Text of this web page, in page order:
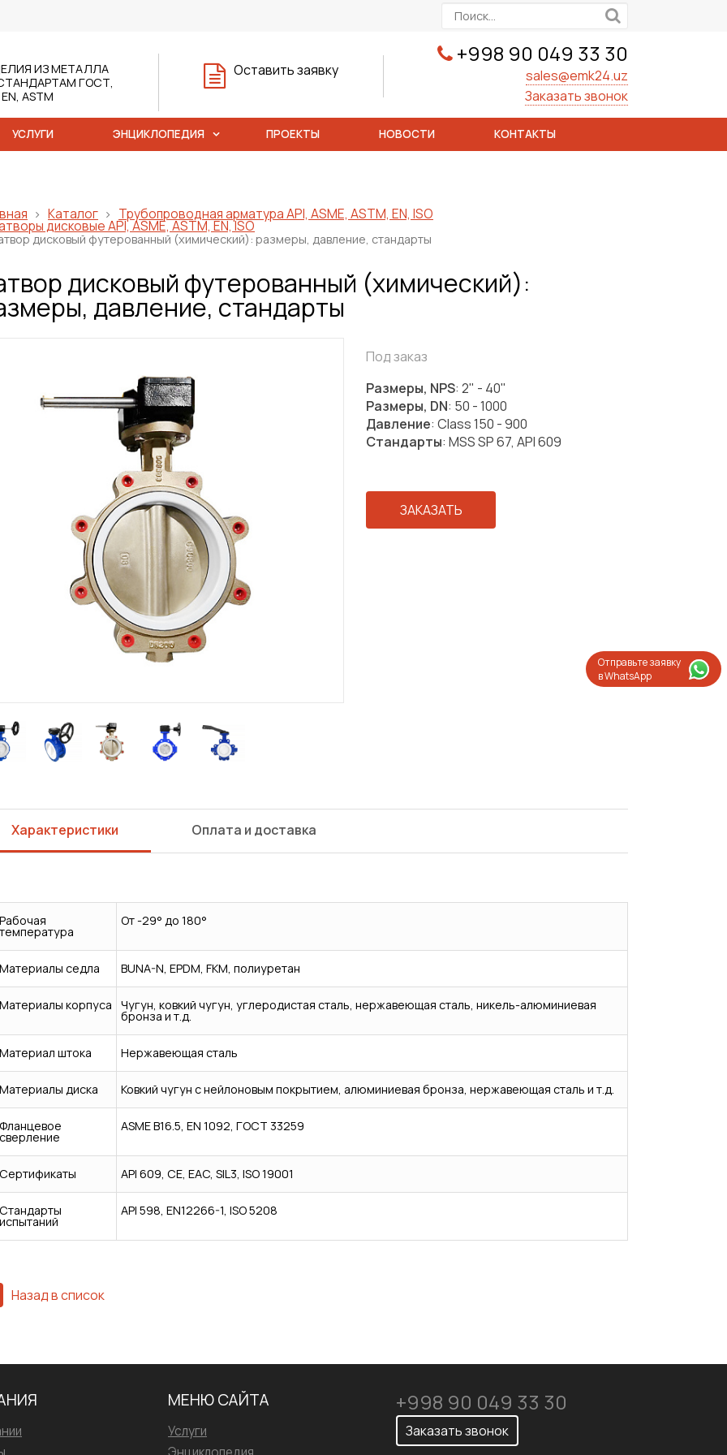
Отправьте заявку
в WhatsApp
+998 90 049 33 30
sales@emk24.uz
Заказать звонок
Оставить заявку
ИЗ МЕТАЛЛА
ГОСТ,
ASTM
УСЛУГИ ЭНЦИКЛОПЕДИЯ ПРОЕКТЫ НОВОСТИ КОНТАКТЫ
Каталог Трубопроводная арматура API, ASME, ASTM, EN, ISO
дисковые API, ASME, ASTM, EN, ISO
дисковый футерованный (химический): размеры, давление, стандарты
дисковый футерованный (химический):
давление, стандарты
Под заказ
Размеры, NPS: 2" - 40"
Размеры, DN: 50 - 1000
Давление: Class 150 - 900
Стандарты: MSS SP 67, API 609
ЗАКАЗАТЬ
Характеристики Оплата и доставка
Рабочая
температура
От -29° до 180°
Материалы седла BUNA-N, EPDM, FKM, полиуретан
Материалы корпуса Чугун, ковкий чугун, углеродистая сталь, нержавеющая сталь, никель-алюминиевая
бронза и т.д.
Материал штока Нержавеющая сталь
Материалы диска Ковкий чугун с нейлоновым покрытием, алюминиевая бронза, нержавеющая сталь и т.д.
Фланцевое
сверление
ASME B16.5, EN 1092, ГОСТ 33259
Сертификаты API 609, CE, EAC, SIL3, ISO 19001
Стандарты
испытаний
API 598, EN12266-1, ISO 5208
Назад в список
+998 90 049 33 30
Заказать звонок
МЕНЮ САЙТА
Услуги